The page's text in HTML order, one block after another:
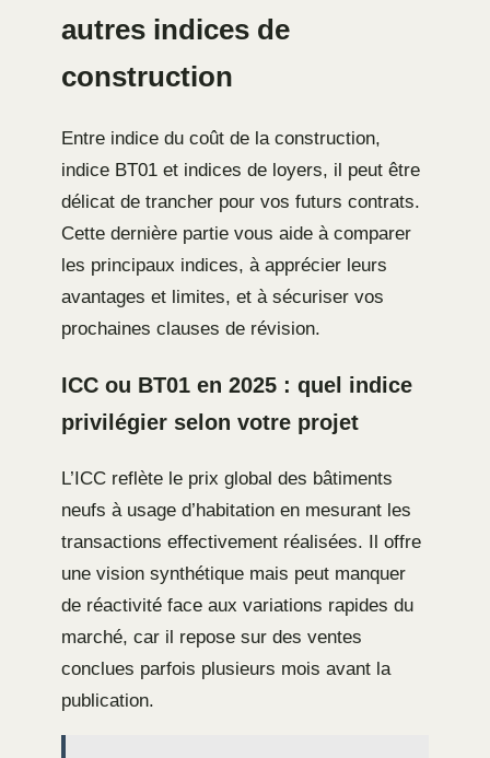
autres indices de
construction
Entre indice du coût de la construction,
indice BT01 et indices de loyers, il peut être
délicat de trancher pour vos futurs contrats.
Cette dernière partie vous aide à comparer
les principaux indices, à apprécier leurs
avantages et limites, et à sécuriser vos
prochaines clauses de révision.
ICC ou BT01 en 2025 : quel indice
privilégier selon votre projet
L’ICC reflète le prix global des bâtiments
neufs à usage d’habitation en mesurant les
transactions effectivement réalisées. Il offre
une vision synthétique mais peut manquer
de réactivité face aux variations rapides du
marché, car il repose sur des ventes
conclues parfois plusieurs mois avant la
publication.